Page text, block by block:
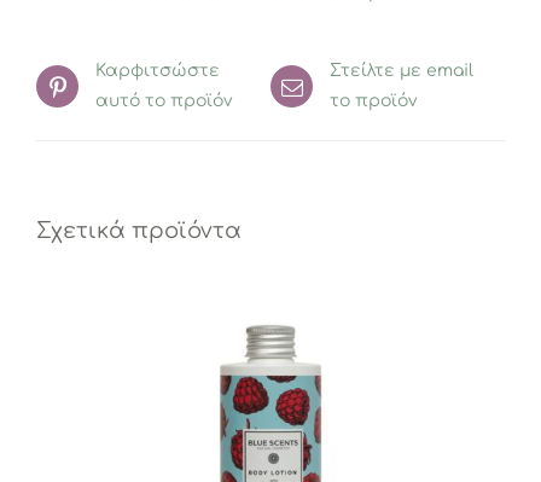
Καρφιτσώστε
αυτό το προϊόν
Στείλτε με email
το προϊόν
Σχετικά προϊόντα